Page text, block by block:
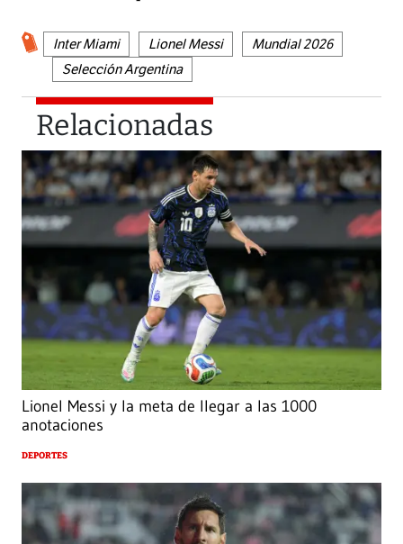
Inter Miami Lionel Messi
Mundial 2026
Selección Argentina
Relacionadas
Lionel Messi y la meta de llegar a las 1000
anotaciones
DEPORTES